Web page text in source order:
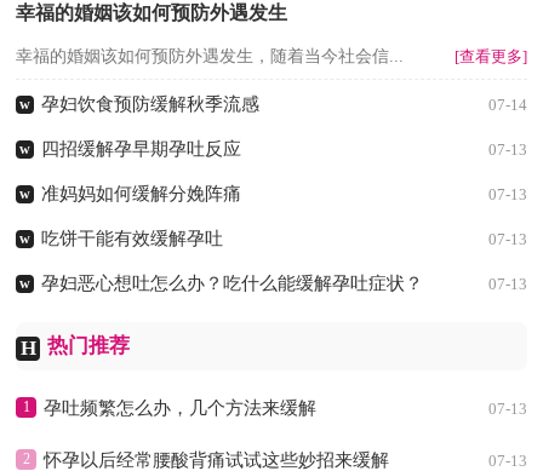
幸福的婚姻该如何预防外遇发生
幸福的婚姻该如何预防外遇发生，随着当今社会信... [查看更多]
w 孕妇饮食预防缓解秋季流感 07-14
w 四招缓解孕早期孕吐反应 07-13
w 准妈妈如何缓解分娩阵痛 07-13
w 吃饼干能有效缓解孕吐 07-13
w 孕妇恶心想吐怎么办？吃什么能缓解孕吐症状？ 07-13
H 热门推荐
1 07-13
孕吐频繁怎么办，几个方法来缓解
2 07-13
怀孕以后经常腰酸背痛试试这些妙招来缓解